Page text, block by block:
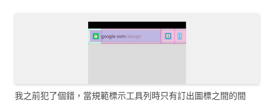
我之前犯了個錯，當規範標示工具列時只有訂出圖標之間的間